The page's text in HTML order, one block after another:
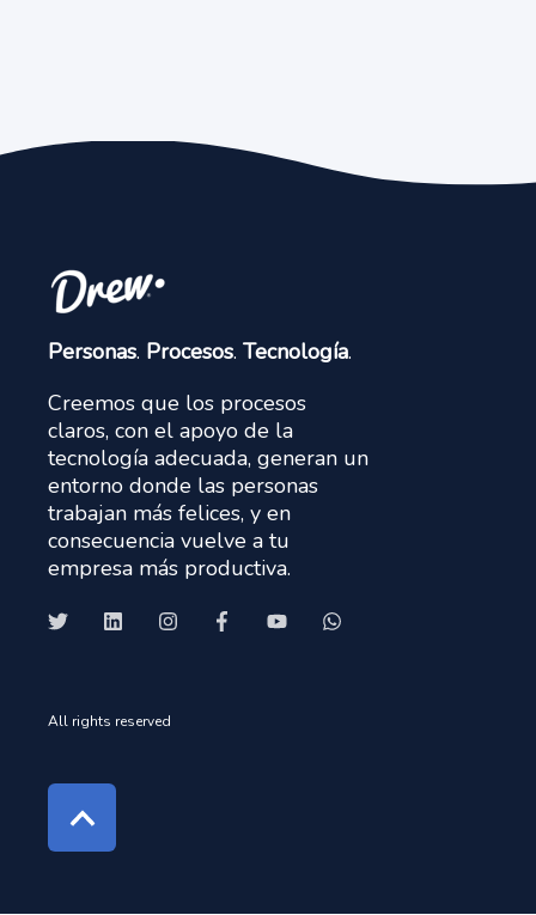
Personas. Procesos. Tecnología.
Creemos que los procesos
claros, con el apoyo de la
tecnología adecuada, generan un
entorno donde las personas
trabajan más felices, y en
consecuencia vuelve a tu
empresa más productiva.
All rights reserved